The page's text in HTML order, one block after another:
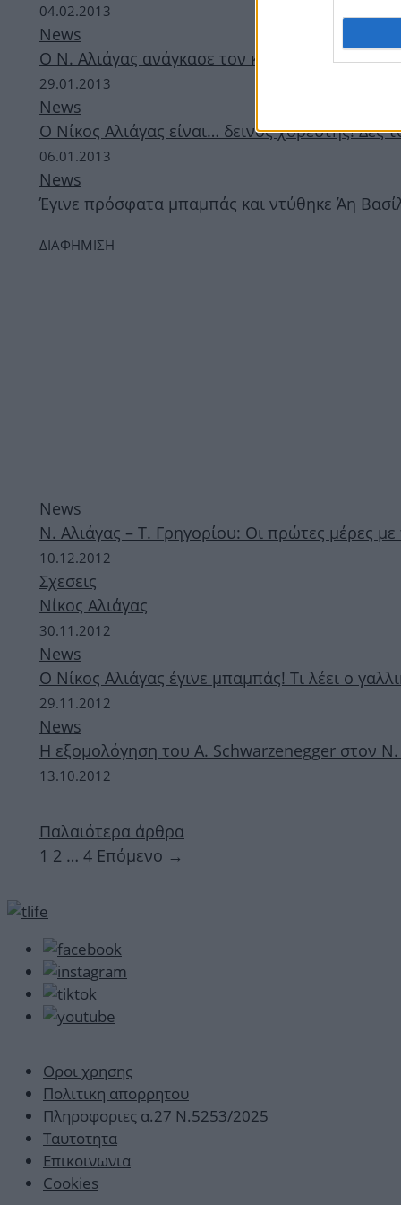
04.02.2013
News
Ο Ν. Αλιάγας ανάγκασε τον κύριο Gangnam
29.01.2013
News
O Νίκος Αλιάγας είναι… δεινός χορευτής!
06.01.2013
News
Έγινε πρόσφατα μπαμπάς και ντύθηκε Άη
ΔΙΑΦΗΜΙΣΗ
News
Ν. Αλιάγας – Τ. Γρηγορίου: Οι πρώτες μέρες
10.12.2012
Σχεσεις
Νίκος Αλιάγας
30.11.2012
News
Ο Νίκος Αλιάγας έγινε μπαμπάς! Τι λέει ο
29.11.2012
News
Η εξομολόγηση του A. Schwarzenegger στον
13.10.2012
Παλαιότερα άρθρα
Σελίδα
1 Σελίδα
2 … Σελίδα
4 Επόμενο →
Οροι χρησης
Πολιτικη απορρητου
Πληροφοριες α.27 Ν.5253/2025
Ταυτοτητα
Επικοινωνια
Cookies